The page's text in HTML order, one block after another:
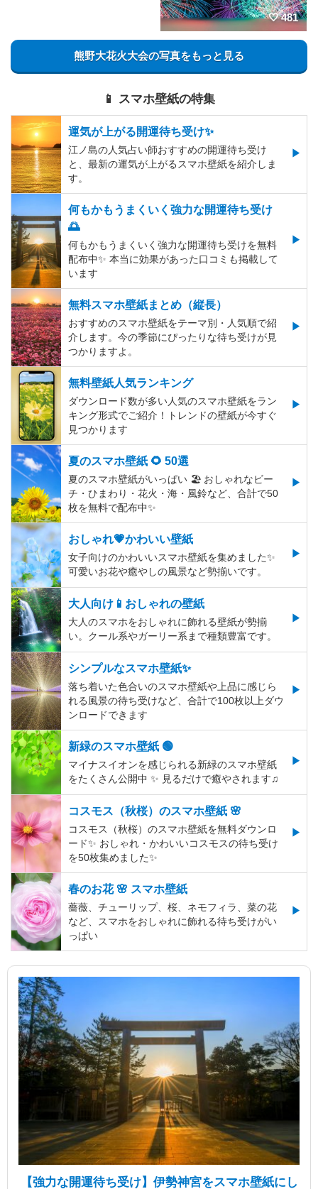
481
熊野大花火大会の写真をもっと見る
📱 スマホ壁紙の特集
運気が上がる開運待ち受け✨
江ノ島の人気占い師おすすめの開運待ち受け
と、最新の運気が上がるスマホ壁紙を紹介しま
す。
何もかもうまくいく強力な開運待ち受け
🌅
何もかもうまくいく強力な開運待ち受けを無料
配布中✨️ 本当に効果があった口コミも掲載して
います
無料スマホ壁紙まとめ（縦長）
おすすめのスマホ壁紙をテーマ別・人気順で紹
介します。今の季節にぴったりな待ち受けが見
つかりますよ。
無料壁紙人気ランキング
ダウンロード数が多い人気のスマホ壁紙をラン
キング形式でご紹介！トレンドの壁紙が今すぐ
見つかります
夏のスマホ壁紙 🌻 50選
夏のスマホ壁紙がいっぱい 🏖 おしゃれなビー
チ・ひまわり・花火・海・風鈴など、合計で50
枚を無料で配布中✨
おしゃれ💗かわいい壁紙
女子向けのかわいいスマホ壁紙を集めました✨
可愛いお花や癒やしの風景など勢揃いです。
大人向け📱おしゃれの壁紙
大人のスマホをおしゃれに飾れる壁紙が勢揃
い。クール系やガーリー系まで種類豊富です。
シンプルなスマホ壁紙✨
落ち着いた色合いのスマホ壁紙や上品に感じら
れる風景の待ち受けなど、合計で100枚以上ダウ
ンロードできます
新緑のスマホ壁紙 🟢
マイナスイオンを感じられる新緑のスマホ壁紙
をたくさん公開中 ✨ 見るだけで癒やされます♫
コスモス（秋桜）のスマホ壁紙 🌸
コスモス（秋桜）のスマホ壁紙を無料ダウンロ
ード✨️ おしゃれ・かわいいコスモスの待ち受け
を50枚集めました✨️
春のお花 🌸 スマホ壁紙
薔薇、チューリップ、桜、ネモフィラ、菜の花
など、スマホをおしゃれに飾れる待ち受けがい
っぱい
【強力な開運待ち受け】伊勢神宮をスマホ壁紙にし